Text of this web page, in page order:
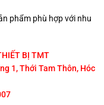
phẩm phù hợp với nhu
BỊ TMT
1, Thới Tam Thôn, Hóc